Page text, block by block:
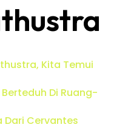
Kita Temui
Di Ruang-
Dari Cervantes